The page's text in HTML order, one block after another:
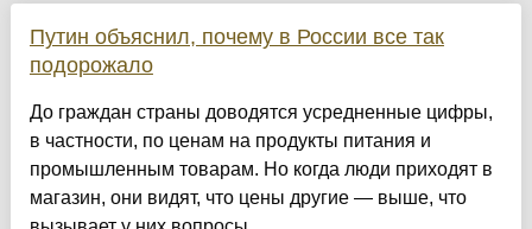
Путин объяснил, почему в России все так
подорожало
До граждан страны доводятся усредненные цифры,
в частности, по ценам на продукты питания и
промышленным товарам. Но когда люди приходят в
магазин, они видят, что цены другие — выше, что